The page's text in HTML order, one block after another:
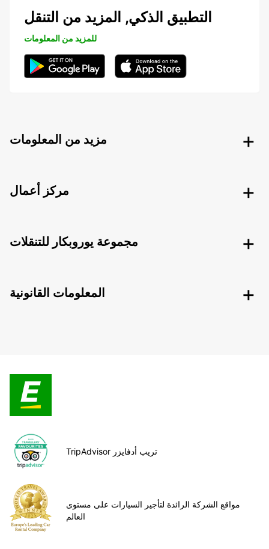
التطبيق الذكي, المزيد من التنقل
للمزيد من المعلومات
مزيد من المعلومات
مركز أعمال
مجموعة يوروبكار للتنقلات
المعلومات القانونية
TripAdvisor تريب أدفايزر
مواقع الشركة الرائدة لتأجير السيارات على مستوى
العالم